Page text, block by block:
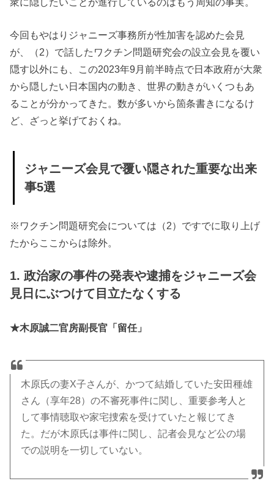
今回もやはりジャニーズ事務所が性加害を認めた会見
が、（2）で話したワクチン問題研究会の設立会見を覆い
隠す以外にも、この2023年9月前半時点で日本政府が大衆
から隠したい日本国内の動き、世界の動きがいくつもあ
ることが分かってきた。数が多いから箇条書きになるけ
ど、ざっと挙げておくね。
ジャニーズ会見で覆い隠された重要な出来
事5選
※ワクチン問題研究会については（2）ですでに取り上げ
たからここからは除外。
1. 政治家の事件の発表や逮捕をジャニーズ会
見日にぶつけて目立たなくする
★木原誠二官房副長官「留任」
木原氏の妻X子さんが、かつて結婚していた安田種雄
さん（享年28）の不審死事件に関し、重要参考人と
して事情聴取や家宅捜索を受けていたと報じてき
た。だが木原氏は事件に関し、記者会見など公の場
での説明を一切していない。